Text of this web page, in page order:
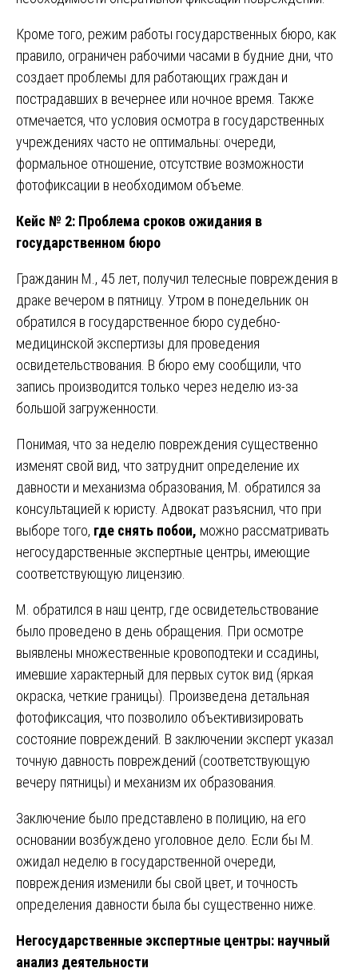
Кроме того, режим работы государственных бюро, как
правило, ограничен рабочими часами в будние дни, что
создает проблемы для работающих граждан и
пострадавших в вечернее или ночное время. Также
отмечается, что условия осмотра в государственных
учреждениях часто не оптимальны: очереди,
формальное отношение, отсутствие возможности
фотофиксации в необходимом объеме.
Кейс № 2: Проблема сроков ожидания в
государственном бюро
Гражданин М., 45 лет, получил телесные повреждения в
драке вечером в пятницу. Утром в понедельник он
обратился в государственное бюро судебно-
медицинской экспертизы для проведения
освидетельствования. В бюро ему сообщили, что
запись производится только через неделю из-за
большой загруженности.
Понимая, что за неделю повреждения существенно
изменят свой вид, что затруднит определение их
давности и механизма образования, М. обратился за
консультацией к юристу. Адвокат разъяснил, что при
выборе того, где снять побои, можно рассматривать
негосударственные экспертные центры, имеющие
соответствующую лицензию.
М. обратился в наш центр, где освидетельствование
было проведено в день обращения. При осмотре
выявлены множественные кровоподтеки и ссадины,
имевшие характерный для первых суток вид (яркая
окраска, четкие границы). Произведена детальная
фотофиксация, что позволило объективизировать
состояние повреждений. В заключении эксперт указал
точную давность повреждений (соответствующую
вечеру пятницы) и механизм их образования.
Заключение было представлено в полицию, на его
основании возбуждено уголовное дело. Если бы М.
ожидал неделю в государственной очереди,
повреждения изменили бы свой цвет, и точность
определения давности была бы существенно ниже.
Негосударственные экспертные центры: научный
анализ деятельности